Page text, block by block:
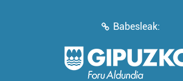
Babesleak: